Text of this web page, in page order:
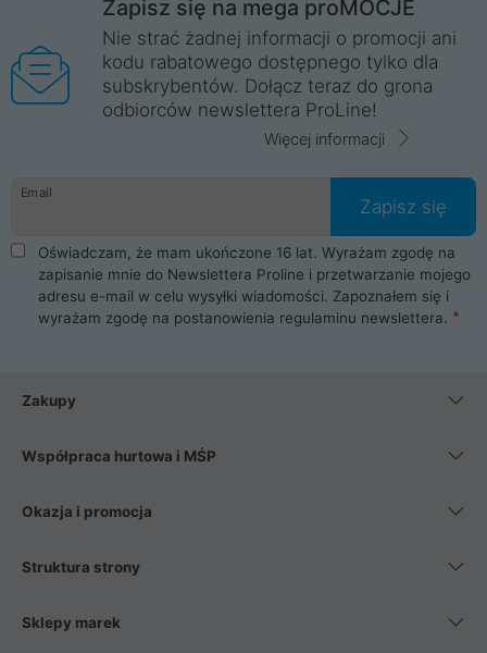
Zapisz się na mega proMOCJE
Nie strać żadnej informacji o promocji ani
kodu rabatowego dostępnego tylko dla
subskrybentów. Dołącz teraz do grona
odbiorców newslettera ProLine!
Więcej informacji
Email
Zapisz się
Oświadczam, że mam ukończone 16 lat. Wyrażam zgodę na
zapisanie mnie do Newslettera Proline i przetwarzanie mojego
adresu e-mail w celu wysyłki wiadomości. Zapoznałem się i
wyrażam zgodę na postanowienia regulaminu newslettera.
Zakupy
Współpraca hurtowa i MŚP
Okazja i promocja
Struktura strony
Sklepy marek